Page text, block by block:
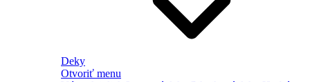
Deky
Otvoriť menu